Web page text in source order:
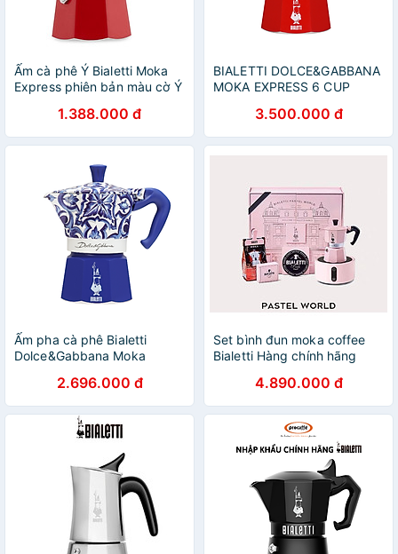
Ấm cà phê Ý Bialetti Moka
Express phiên bản màu cờ Ý
1.388.000 đ
BIALETTI DOLCE&GABBANA
MOKA EXPRESS 6 CUP
3.500.000 đ
Ấm pha cà phê Bialetti
Dolce&Gabbana Moka
2.696.000 đ
Set bình đun moka coffee
Bialetti Hàng chính hãng
4.890.000 đ